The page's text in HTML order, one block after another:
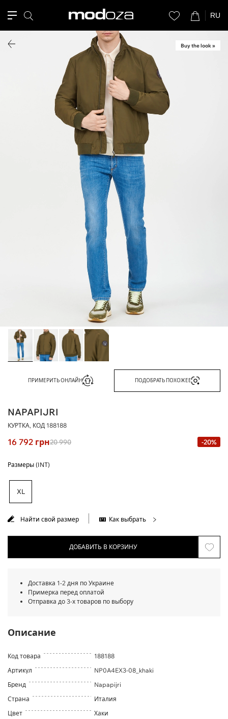
RU
Buy the look »
ПРИМЕРИТЬ ОНЛАЙН ПОДОБРАТЬ ПОХОЖЕЕ
NAPAPIJRI
КУРТКА, КОД 188188
16 792 грн20 990 -20%
Размеры (INT)
XL
Найти свой размер Как выбрать
ДОБАВИТЬ В КОРЗИНУ
Доставка 1-2 дня по Украине
Примерка перед оплатой
Отправка до 3-х товаров по выбору
Описание
Код товара
188188
Артикул
NP0A4EX3-08_khaki
Бренд
Napapijri
Страна
Италия
Цвет
Хаки